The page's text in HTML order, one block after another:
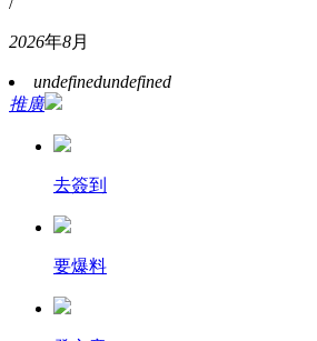
2026年8月
undefinedundefined
推廣
去簽到
要爆料